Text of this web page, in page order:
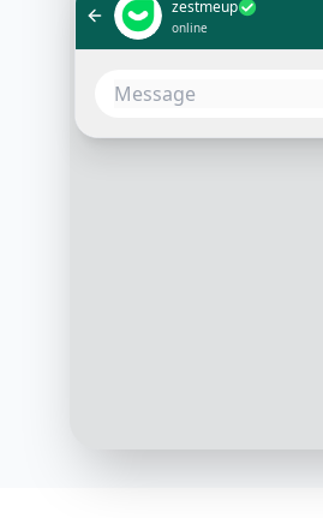
zestmeup
online
Bonjour 👋 Merci pour votre
demande de démo de ZestMeUp !
Pour mieux préparer notre